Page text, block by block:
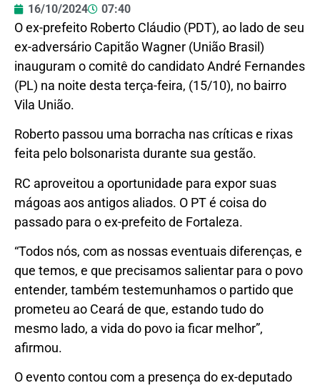
16/10/2024 07:40
O ex-prefeito Roberto Cláudio (PDT), ao lado de seu
ex-adversário Capitão Wagner (União Brasil)
inauguram o comitê do candidato André Fernandes
(PL) na noite desta terça-feira, (15/10), no bairro
Vila União.
Roberto passou uma borracha nas críticas e rixas
feita pelo bolsonarista durante sua gestão.
RC aproveitou a oportunidade para expor suas
mágoas aos antigos aliados. O PT é coisa do
passado para o ex-prefeito de Fortaleza.
“Todos nós, com as nossas eventuais diferenças, e
que temos, e que precisamos salientar para o povo
entender, também testemunhamos o partido que
prometeu ao Ceará de que, estando tudo do
mesmo lado, a vida do povo ia ficar melhor”,
afirmou.
O evento contou com a presença do ex-deputado